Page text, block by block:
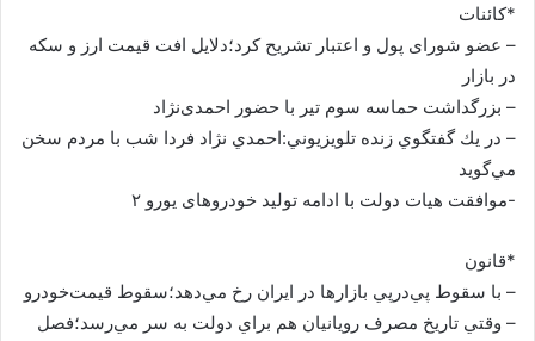
*کائنات
– عضو شورای پول و اعتبار تشریح کرد؛دلایل افت قیمت ارز و سکه
در بازار
– بزرگداشت حماسه سوم تیر با حضور احمدی‌نژاد
– در يك گفتگوي زنده تلويزيوني:احمدي نژاد فردا شب با مردم سخن
مي‌گويد
-موافقت هیات دولت با ادامه تولید خودروهای یورو ۲
*قانون
– با سقوط پي‌درپي بازارها در ايران رخ مي‌دهد؛سقوط قيمت‌خودرو
– وقتي تاريخ مصرف رويانيان هم براي دولت به سر مي‌رسد؛فصل